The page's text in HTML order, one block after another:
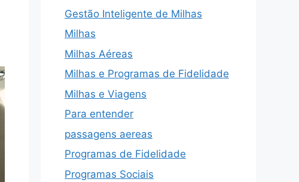
Gestão Inteligente de Milhas
Milhas
Milhas Aéreas
Milhas e Programas de Fidelidade
Milhas e Viagens
Para entender
passagens aereas
Programas de Fidelidade
Programas Sociais